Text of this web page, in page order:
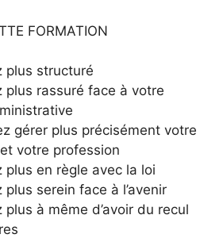
FORMATION
plus structuré
plus rassuré face à votre
gérer plus précisément votre
votre profession
plus en règle avec la loi
plus serein face à l’avenir
plus à même d’avoir du recul